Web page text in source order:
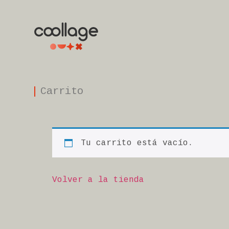
Carrito
Tu carrito está vacío.
Volver a la tienda